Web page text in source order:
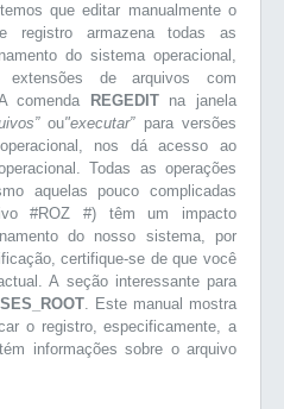
que editar manualmente o
registro armazena todas as
do sistema operacional,
extensões de arquivos com
comenda
REGEDITna janela
ou"executar”para versões
nos dá acesso ao
Todas as operações
aquelas pouco complicadas
#ROZ #) têm um impacto
do nosso sistema, por
certifique-se de que você
A seção interessante para
. Este manual mostra
o registro, especificamente, a
informações sobre o arquivo